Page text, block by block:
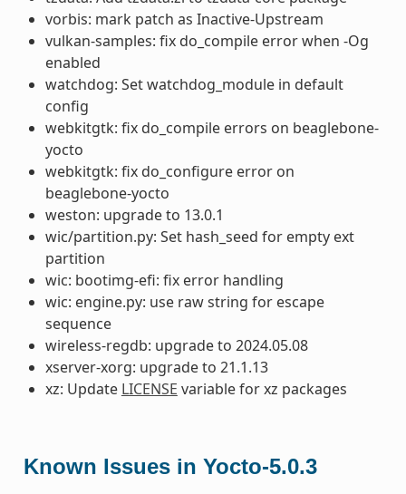
vorbis: mark patch as Inactive-Upstream
vulkan-samples: fix do_compile error when -Og
enabled
watchdog: Set watchdog_module in default
config
webkitgtk: fix do_compile errors on beaglebone-
yocto
webkitgtk: fix do_configure error on
beaglebone-yocto
weston: upgrade to 13.0.1
wic/partition.py: Set hash_seed for empty ext
partition
wic: bootimg-efi: fix error handling
wic: engine.py: use raw string for escape
sequence
wireless-regdb: upgrade to 2024.05.08
xserver-xorg: upgrade to 21.1.13
xz: Update LICENSE variable for xz packages
Known Issues in Yocto-5.0.3